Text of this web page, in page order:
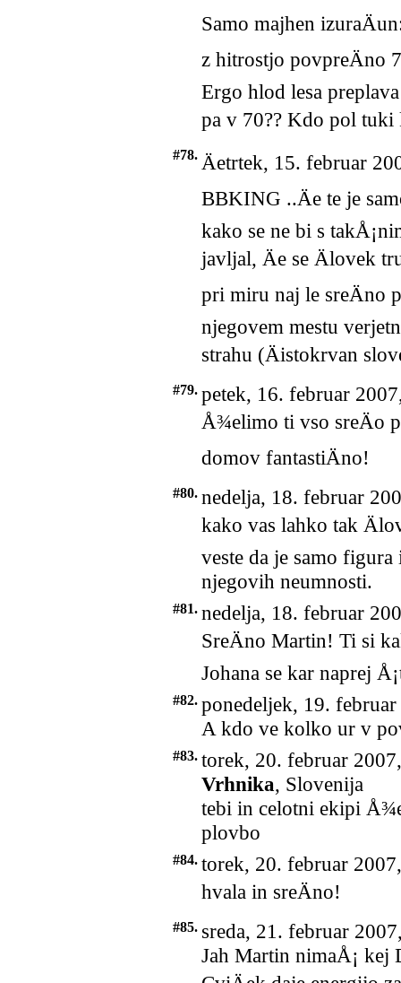
Samo majhen
z hitrostjo povpreÄno
Ergo hlod lesa
pa v 70?? Kdo pol tuki
#78. Äetrtek, 15. februar
BBKING ..Äe te je
kako se ne bi s
javljal, Äe se Älovek
pri miru naj le sreÄno
njegovem mestu
strahu (Äistokrvan
#79. petek, 16. februar
Å¾elimo ti vso sreÄo
domov fantastiÄno!
#80. nedelja, 18. februar
kako vas lahko tak
veste da je samo
njegovih neumnosti.
#81. nedelja, 18. februar
SreÄno Martin! Ti si
Johana se kar naprej
#82. ponedeljek, 19.
A kdo ve kolko ur v
#83. torek, 20. februar
Vrhnika, Slovenija
tebi in celotni ekipi
plovbo
#84. torek, 20. februar
hvala in sreÄno!
#85. sreda, 21. februar
Jah Martin nimaÅ¡